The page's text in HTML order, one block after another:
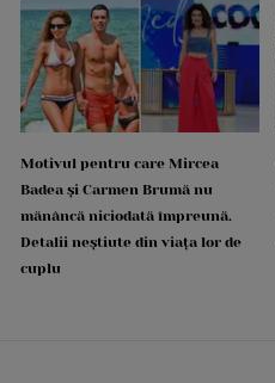
Motivul pentru care Mircea
Badea și Carmen Brumă nu
mănâncă niciodată împreună.
Detalii neștiute din viața lor de
cuplu